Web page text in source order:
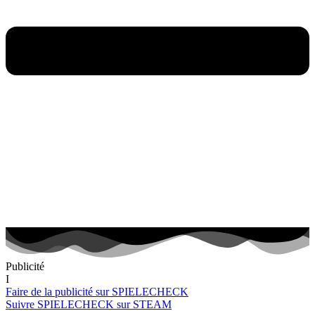
Publicité
I
Faire de la publicité sur SPIELECHECK
Suivre SPIELECHECK sur STEAM